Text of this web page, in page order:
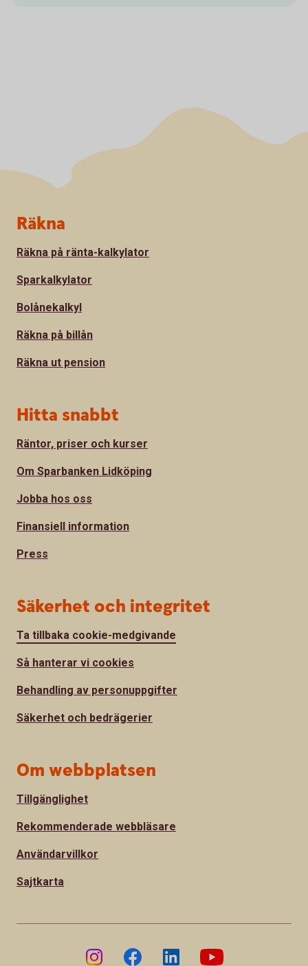
Sidfot
Räkna
Räkna på ränta-kalkylator
Sparkalkylator
Bolånekalkyl
Räkna på billån
Räkna ut pension
Hitta snabbt
Räntor, priser och kurser
Om Sparbanken Lidköping
Jobba hos oss
Finansiell information
Press
Säkerhet och integritet
Ta tillbaka cookie-medgivande
Så hanterar vi cookies
Behandling av personuppgifter
Säkerhet och bedrägerier
Om webbplatsen
Tillgänglighet
Rekommenderade webbläsare
Användarvillkor
Sajtkarta